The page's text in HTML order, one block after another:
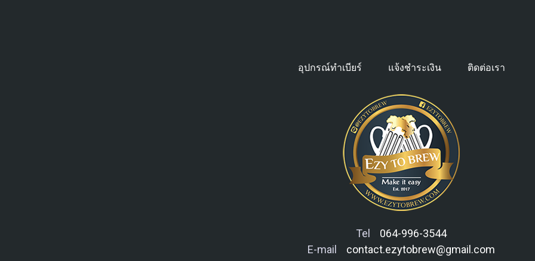
อุปกรณ์ทำเบียร์ แจ้งชำระเงิน ติดต่อเรา
Tel
064-996-3544
E-mail
contact.ezytobrew@gmail.com